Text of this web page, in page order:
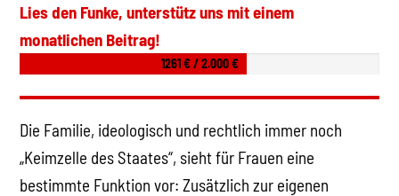
Lies den Funke, unterstütz uns mit einem
monatlichen Beitrag!
1261 € / 2.000 €
Die Familie, ideologisch und rechtlich immer noch
„Keimzelle des Staates“, sieht für Frauen eine
bestimmte Funktion vor: Zusätzlich zur eigenen